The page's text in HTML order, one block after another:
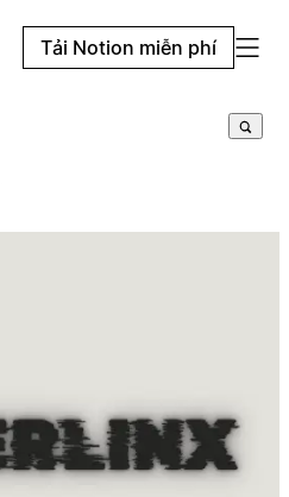
Tải Notion miễn phí